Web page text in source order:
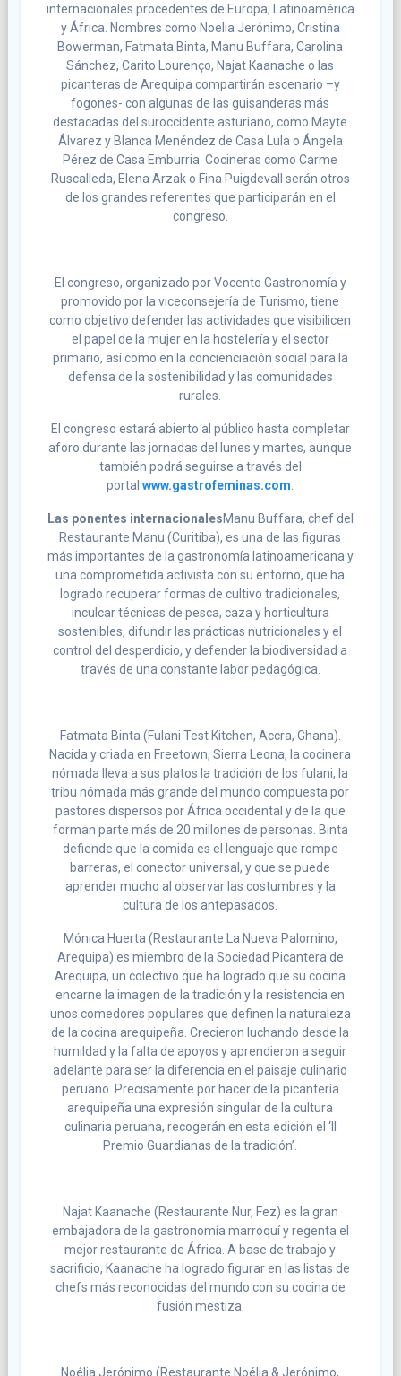
internacionales procedentes de Europa, Latinoamérica
y África. Nombres como Noelia Jerónimo, Cristina
Bowerman, Fatmata Binta, Manu Buffara, Carolina
Sánchez, Carito Lourenço, Najat Kaanache o las
picanteras de Arequipa compartirán escenario –y
fogones- con algunas de las guisanderas más
destacadas del suroccidente asturiano, como Mayte
Álvarez y Blanca Menéndez de Casa Lula o Ángela
Pérez de Casa Emburria. Cocineras como Carme
Ruscalleda, Elena Arzak o Fina Puigdevall serán otros
de los grandes referentes que participarán en el
congreso.
El congreso, organizado por Vocento Gastronomía y
promovido por la viceconsejería de Turismo, tiene
como objetivo defender las actividades que visibilicen
el papel de la mujer en la hostelería y el sector
primario, así como en la concienciación social para la
defensa de la sostenibilidad y las comunidades
rurales.
El congreso estará abierto al público hasta completar
aforo durante las jornadas del lunes y martes, aunque
también podrá seguirse a través del
portalwww.gastrofeminas.com
Las ponentes internacionalesManu Buffara, chef del
Restaurante Manu (Curitiba), es una de las figuras
más importantes de la gastronomía latinoamericana y
una comprometida activista con su entorno, que ha
logrado recuperar formas de cultivo tradicionales,
inculcar técnicas de pesca, caza y horticultura
sostenibles, difundir las prácticas nutricionales y el
control del desperdicio, y defender la biodiversidad a
través de una constante labor pedagógica.
Fatmata Binta (Fulani Test Kitchen, Accra, Ghana).
Nacida y criada en Freetown, Sierra Leona, la cocinera
nómada lleva a sus platos la tradición de los fulani, la
tribu nómada más grande del mundo compuesta por
pastores dispersos por África occidental y de la que
forman parte más de 20 millones de personas. Binta
defiende que la comida es el lenguaje que rompe
barreras, el conector universal, y que se puede
aprender mucho al observar las costumbres y la
cultura de los antepasados.
Mónica Huerta (Restaurante La Nueva Palomino,
Arequipa) es miembro de la Sociedad Picantera de
Arequipa, un colectivo que ha logrado que su cocina
encarne la imagen de la tradición y la resistencia en
unos comedores populares que definen la naturaleza
de la cocina arequipeña. Crecieron luchando desde la
humildad y la falta de apoyos y aprendieron a seguir
adelante para ser la diferencia en el paisaje culinario
peruano. Precisamente por hacer de la picantería
arequipeña una expresión singular de la cultura
culinaria peruana, recogerán en esta edición el ‘II
Premio Guardianas de la tradición’.
Najat Kaanache (Restaurante Nur, Fez) es la gran
embajadora de la gastronomía marroquí y regenta el
mejor restaurante de África. A base de trabajo y
sacrificio, Kaanache ha logrado figurar en las listas de
chefs más reconocidas del mundo con su cocina de
fusión mestiza.
Noélia Jerónimo (Restaurante Noélia & Jerónimo,